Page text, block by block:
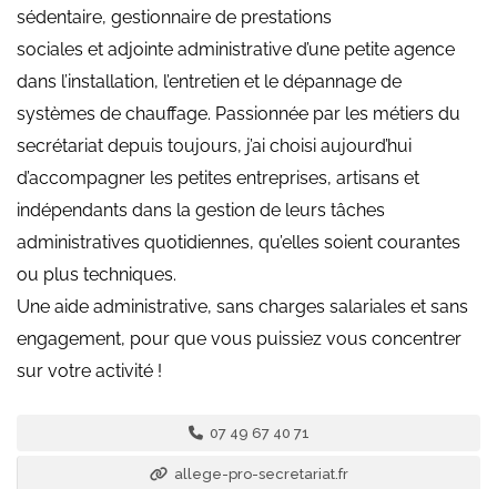
sédentaire, gestionnaire de prestations
sociales et adjointe administrative d’une petite agence
dans l’installation, l’entretien et le dépannage de
systèmes de chauffage. Passionnée par les métiers du
secrétariat depuis toujours, j’ai choisi aujourd’hui
d’accompagner les petites entreprises, artisans et
indépendants dans la gestion de leurs tâches
administratives quotidiennes, qu’elles soient courantes
ou plus techniques.
Une aide administrative, sans charges salariales et sans
engagement, pour que vous puissiez vous concentrer
sur votre activité !
07 49 67 40 71
allege-pro-secretariat.fr